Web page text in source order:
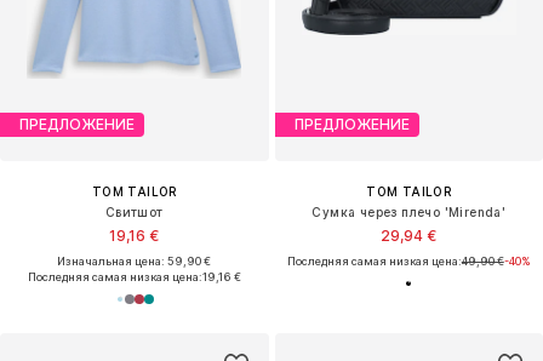
ПРЕДЛОЖЕНИЕ
TOM TAILOR
Свитшот
19,16 €
Изначальная цена: 59,90 €
Последняя самая низкая цена:19,16 €
ПРЕДЛОЖЕНИЕ
TOM TAILOR
Сумка через плечо 'Mirenda'
29,94 €
Последняя самая низкая цена:49,90 €-40%